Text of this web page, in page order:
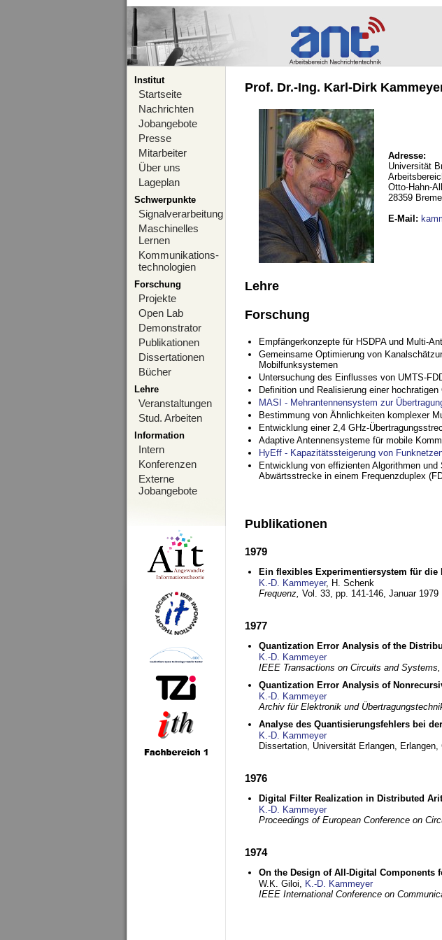
Institut
Startseite
Nachrichten
Jobangebote
Presse
Mitarbeiter
Über uns
Lageplan
Schwerpunkte
Signalverarbeitung
Maschinelles
Lernen
Kommunikations-
technologien
Forschung
Projekte
Open Lab
Demonstrator
Publikationen
Dissertationen
Bücher
Lehre
Veranstaltungen
Stud. Arbeiten
Information
Intern
Konferenzen
Externe
Jobangebote
Prof. Dr.-Ing. Karl-Dirk
Adresse:
Universität
Otto-Hahn-
28359
E-Mail :
Lehre
Forschung
Empfängerkonzepte für HSDPA und Multi-
Gemeinsame Optimierung von
Mobilfunksystemen
Untersuchung des Einflusses von UMTS-
Definition und Realisierung einer
MASI - Mehrantennensystem zur
Bestimmung von Ähnlichkeiten komplexer
Entwicklung einer 2,4 GHz-
Adaptive Antennensysteme für mobile
HyEff - Kapazitätssteigerung von
Entwicklung von effizienten Algorithmen
Abwärtsstrecke in einem Frequenzduplex
Publikationen
1979
Ein flexibles Experimentiersystem für
K.-D. Kammeyer, H. Schenk
Frequenz, Vol. 33, pp. 141-146, Januar 1979
1977
Quantization Error Analysis of the
K.-D. Kammeyer
IEEE Transactions on Circuits and Systems,
Quantization Error Analysis of
K.-D. Kammeyer
Archiv für Elektronik und
Analyse des Quantisierungsfehlers bei
K.-D. Kammeyer
Dissertation, Universität Erlangen, Erlangen,
1976
Digital Filter Realization in Distributed
K.-D. Kammeyer
Proceedings of European Conference on
1974
On the Design of All-Digital Components
W.K. Giloi, K.-D. Kammeyer
IEEE International Conference on